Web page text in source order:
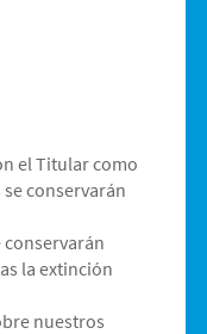
el Titular como
conservarán
conservarán
la extinción
nuestros